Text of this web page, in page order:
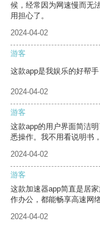
候，经常因为网速慢而无
用担心了。
2024-04-02
游客
这款app是我娱乐的好帮
2024-04-02
游客
这款app的用户界面简洁
悉操作。我不用看说明书
2024-04-02
游客
这款加速器app简直是居
作办公，都能畅享高速网
2024-04-02